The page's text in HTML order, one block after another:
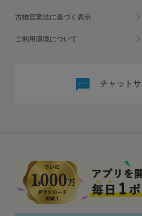
古物営業法に基づく表示
ご利用環境について
チャットサ